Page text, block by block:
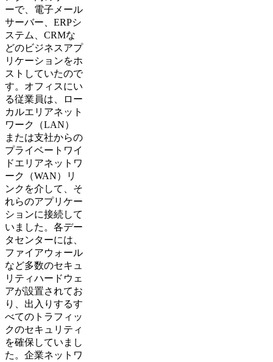
ーで、電子メール
サーバー、ERPシ
ステム、CRMな
どのビジネスアプ
リケーションをホ
ストしていたので
す。オフィスにい
る従業員は、ロー
カルエリアネット
ワーク（LAN）
または支社からの
プライベートワイ
ドエリアネットワ
ーク（WAN）リ
ンクを介して、そ
れらのアプリケー
ションに接続して
いました。各デー
タセンターには、
ファイアウォール
など多数のセキュ
リティハードウェ
アが設置されてお
り、出入りするす
べてのトラフィッ
クのセキュリティ
を確保していまし
た。企業ネットワ